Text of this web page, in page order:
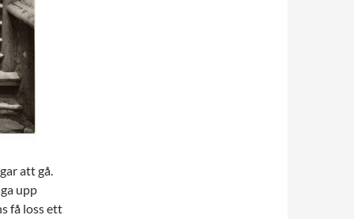
att gå.
upp
få loss ett